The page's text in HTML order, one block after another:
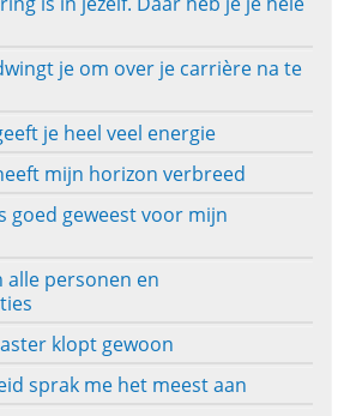
je om over je carrière na te
je heel veel energie
mijn horizon verbreed
goed geweest voor mijn
alle personen en
klopt gewoon
sprak me het meest aan